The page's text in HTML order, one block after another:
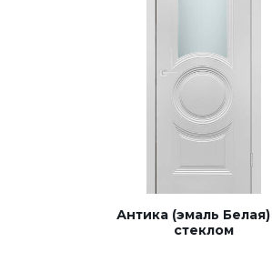
Антика (эмаль
стеклом